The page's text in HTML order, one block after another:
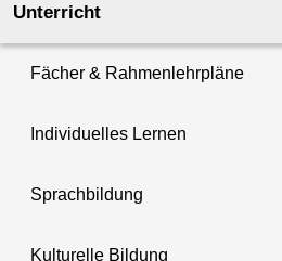
Unterricht
Fächer & Rahmenlehrpläne
Individuelles Lernen
Sprachbildung
Kulturelle Bildung